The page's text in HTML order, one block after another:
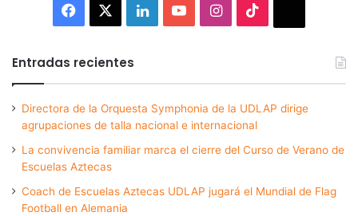
Facebook LinkedInYouTubeInstagram
Entradas recientes
Directora de la Orquesta Symphonia de la UDLAP dirige
agrupaciones de talla nacional e internacional
La convivencia familiar marca el cierre del Curso de Verano de
Escuelas Aztecas
Coach de Escuelas Aztecas UDLAP jugará el Mundial de Flag
Football en Alemania